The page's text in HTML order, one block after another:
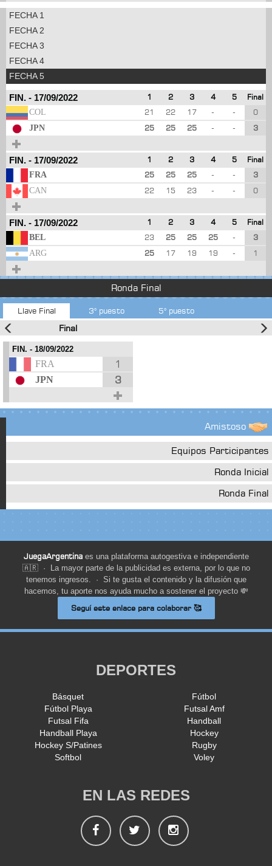
FECHA 1
FECHA 2
FECHA 3
FECHA 4
FECHA 5
FIN. - 17/09/2022 1 2 3 4 5
Final
COL
21 22 17 - -
0
JPN
25 25 25 - - 3
FIN. - 17/09/2022 1 2 3 4 5
Final
FRA
25 25 25 - -
3
CAN
22 15 23 - - 0
FIN. - 17/09/2022 1 2 3 4 5
Final
BEL
23 25 25 25 -
3
ARG
25 17 19 19 - 1
Ronda Final
Llave Final 3° puesto 5° puesto
Final
FIN. - 18/09/2022
FRA 1
JPN 3
Amistoso
Equipos Participantes
Ronda Inicial
Ronda Final
JuegaArgentinaes una plataforma autogestiva e independiente
🇦🇷 · La mayor parte de la publicidad es externa, por lo que no
tenemos ingresos. · Si te gusta el contenido y la difusión que
hacemos, tu aporte nos ayuda mucho a sostener el proyecto 💸
Seguí este enlace para colaborar 🥰
DEPORTES
Básquet
Fútbol
Fútbol Playa
Futsal Amf
Futsal Fifa
Handball
Handball Playa
Hockey
Hockey S/Patines
Rugby
Softbol
Voley
EN LAS REDES
FacebookTwitter Instagram